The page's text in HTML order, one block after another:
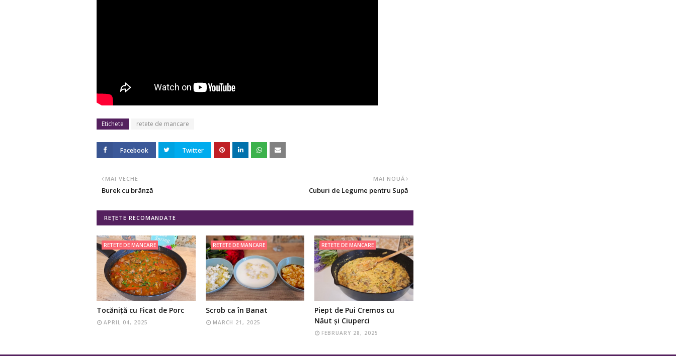
Etichete retete de mancare
Facebook Twitter
MAI NOUĂ
Cuburi de Legume pentru Supă
MAI VECHE
Burek cu brânză
REȚETE RECOMANDATE
RETETE DE MANCARE
Tocăniță cu Ficat de Porc
APRIL 04, 2025
RETETE DE MANCARE
Scrob ca în Banat
MARCH 21, 2025
RETETE DE MANCARE
Piept de Pui Cremos cu
Năut și Ciuperci
FEBRUARY 28, 2025